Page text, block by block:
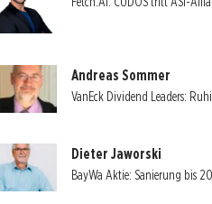
Andreas Sommer
VanEck Dividend Leaders:
Dieter Jaworski
BayWa Aktie: Sanierung bis